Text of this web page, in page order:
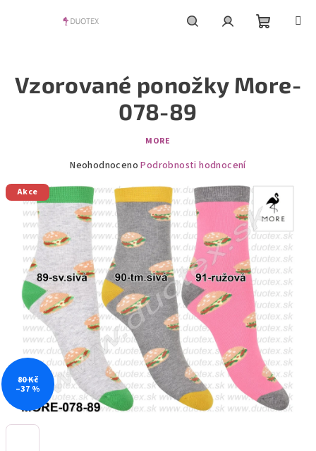
košík
Vzorované ponožky More-
078-89
MORE
Průměrné
produktu
je
0,0
z
hvězdiček.
Neohodnoceno Podrobnosti hodnocení
Akce
80 Kč
–37 %